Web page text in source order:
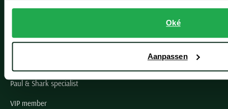
Oké
Aanpassen
Openingstijden winkels
Schulte Herenmode
Paul & Shark specialist
VIP member